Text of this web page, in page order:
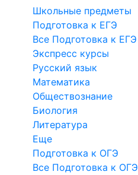
Школьные предметы
Подготовка к ЕГЭ
Все Подготовка к ЕГЭ
Экспресс курсы
Русский язык
Математика
Обществознание
Биология
Литература
Еще
Подготовка к ОГЭ
Все Подготовка к ОГЭ